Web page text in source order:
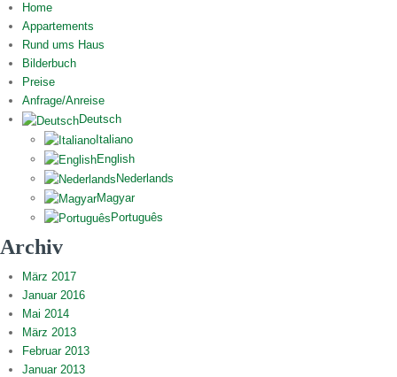
Home
Appartements
Rund ums Haus
Bilderbuch
Preise
Anfrage/Anreise
Deutsch
Italiano
English
Nederlands
Magyar
Português
Archiv
März 2017
Januar 2016
Mai 2014
März 2013
Februar 2013
Januar 2013